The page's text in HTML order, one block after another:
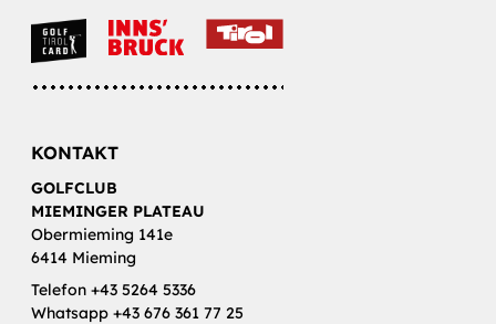
KONTAKT
GOLFCLUB
MIEMINGER PLATEAU
Obermieming 141e
6414 Mieming
Telefon +43 5264 5336
Whatsapp +43 676 361 77 25